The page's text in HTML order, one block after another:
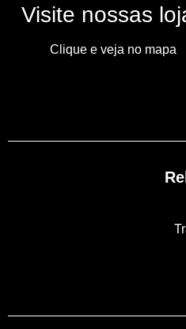
Visite nossas
Clique e veja no mapa